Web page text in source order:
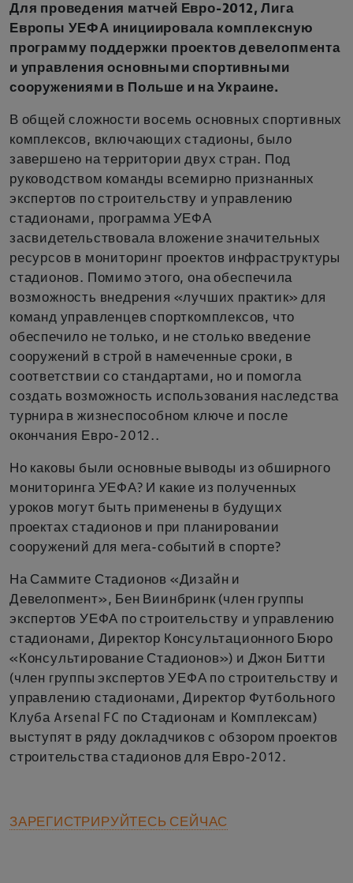
Для проведения матчей Евро-2012, Лига
Европы УЕФА инициировала комплексную
программу поддержки проектов девелопмента
и управления основными спортивными
сооружениями в Польше и на Украине.
В общей сложности восемь основных спортивных
комплексов, включающих стадионы, было
завершено на территории двух стран. Под
руководством команды всемирно признанных
экспертов по строительству и управлению
стадионами, программа УЕФА
засвидетельствовала вложение значительных
ресурсов в мониторинг проектов инфраструктуры
стадионов. Помимо этого, она обеспечила
возможность внедрения «лучших практик» для
команд управленцев спорткомплексов, что
обеспечило не только, и не столько введение
сооружений в строй в намеченные сроки, в
соответствии со стандартами, но и помогла
создать возможность использования наследства
турнира в жизнеспособном ключе и после
окончания Евро-2012..
Но каковы были основные выводы из обширного
мониторинга УЕФА? И какие из полученных
уроков могут быть применены в будущих
проектах стадионов и при планировании
сооружений для мега-событий в спорте?
На Саммите Стадионов «Дизайн и
Девелопмент», Бен Виинбринк (член группы
экспертов УЕФА по строительству и управлению
стадионами, Директор Консультационного Бюро
«Консультирование Стадионов») и Джон Битти
(член группы экспертов УЕФА по строительству и
управлению стадионами, Директор Футбольного
Клуба Arsenal FC по Стадионам и Комплексам)
выступят в ряду докладчиков с обзором проектов
строительства стадионов для Евро-2012.
ЗАРЕГИСТРИРУЙТЕСЬ СЕЙЧАС